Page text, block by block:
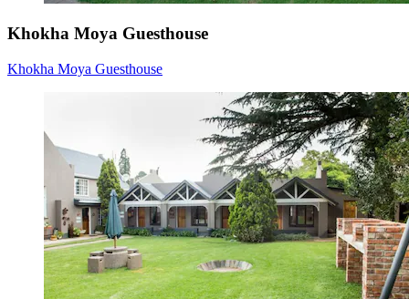
Khokha Moya Guesthouse
Khokha Moya Guesthouse